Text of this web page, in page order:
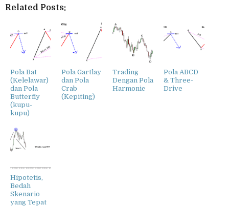
Related Posts:
Pola Bat
(Kelelawar)
dan Pola
Butterfly
(kupu-
kupu)
Pola Gartlay
dan Pola
Crab
(Kepiting)
Trading
Dengan Pola
Harmonic
Pola ABCD
& Three-
Drive
Hipotetis,
Bedah
Skenario
yang Tepat